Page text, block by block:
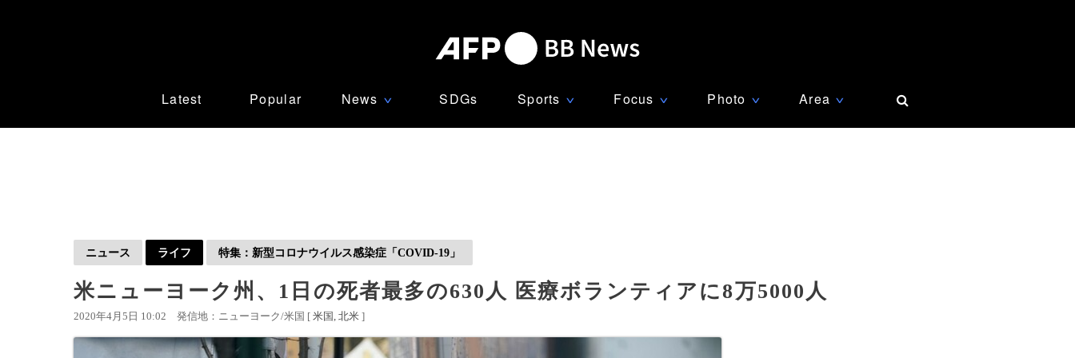
Latest Popular News ∨ SDGs Sports ∨ Focus ∨ Photo ∨ Area ∨
ニュース ライフ 特集：新型コロナウイルス感染症「COVID-19」
米ニューヨーク州、1日の死者最多の630人 医療ボランティアに8万5000人
2020年4月5日 10:02 発信地：ニューヨーク/米国 [ 米国 北米 ]